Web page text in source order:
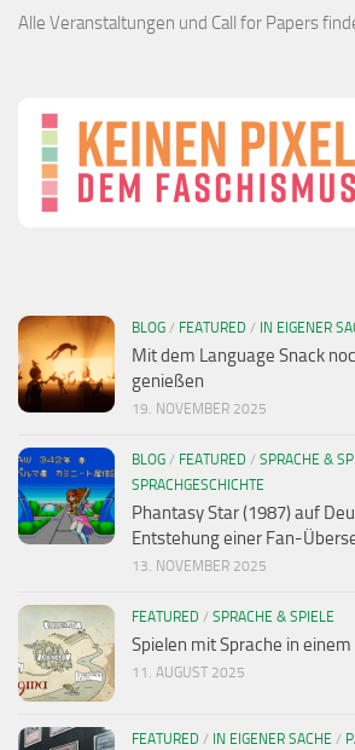
Alle Veranstaltungen und Call for Papers
BLOG / FEATURED / IN EIGENER
Mit dem Language Snack
genießen
19. NOVEMBER 2025
BLOG / FEATURED / SPRACHE &
SPRACHGESCHICHTE
Phantasy Star (1987) auf
Entstehung einer Fan-
13. NOVEMBER 2025
FEATURED / SPRACHE & SPIELE
Spielen mit Sprache in
11. AUGUST 2025
FEATURED / IN EIGENER SACHE /